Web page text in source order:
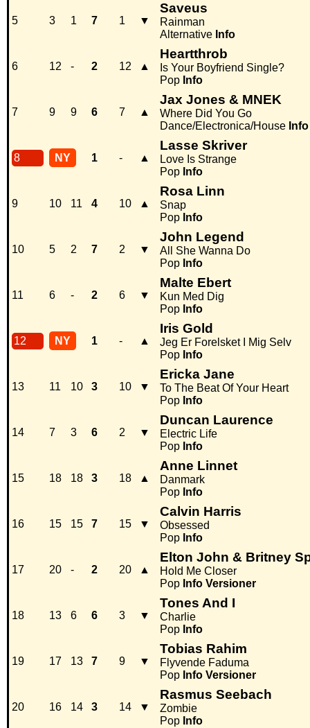
5 3 1 7 1 ▼
Saveus
Rainman
Alternative Info
6 12 - 2 12 ▲
Heartthrob
Is Your Boyfriend Single?
Pop Info
7 9 9 6 7 ▲
Jax Jones & MNEK
Where Did You Go
Dance/Electronica/House Info
8 NY 1 - ▲
Lasse Skriver
Love Is Strange
Pop Info
9 10 11 4 10 ▲
Rosa Linn
Snap
Pop Info
10 5 2 7 2 ▼
John Legend
All She Wanna Do
Pop Info
11 6 - 2 6 ▼
Malte Ebert
Kun Med Dig
Pop Info
12 NY 1 - ▲
Iris Gold
Jeg Er Forelsket I Mig Selv
Pop Info
13 11 10 3 10 ▼
Ericka Jane
To The Beat Of Your Heart
Pop Info
14 7 3 6 2 ▼
Duncan Laurence
Electric Life
Pop Info
15 18 18 3 18 ▲
Anne Linnet
Danmark
Pop Info
16 15 15 7 15 ▼
Calvin Harris
Obsessed
Pop Info
17 20 - 2 20 ▲
Elton John & Britney
Hold Me Closer
Pop Info Versioner
18 13 6 6 3 ▼
Tones And I
Charlie
Pop Info
19 17 13 7 9 ▼
Tobias Rahim
Flyvende Faduma
Pop Info Versioner
20 16 14 3 14 ▼
Rasmus Seebach
Zombie
Pop Info